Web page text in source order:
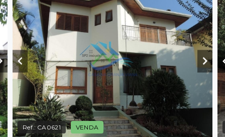
Ref.: CA0621 VENDA